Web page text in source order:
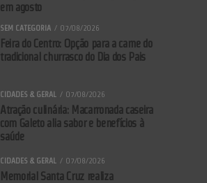
em agosto
SEM CATEGORIA 07/08/2026
Feira do Centro: Opção para a carne do
tradicional churrasco do Dia dos Pais
CIDADES & GERAL 07/08/2026
Atração culinária: Macarronada caseira
com Galeto alia sabor e benefícios à
saúde
CIDADES & GERAL 07/08/2026
Memorial Santa Cruz realiza